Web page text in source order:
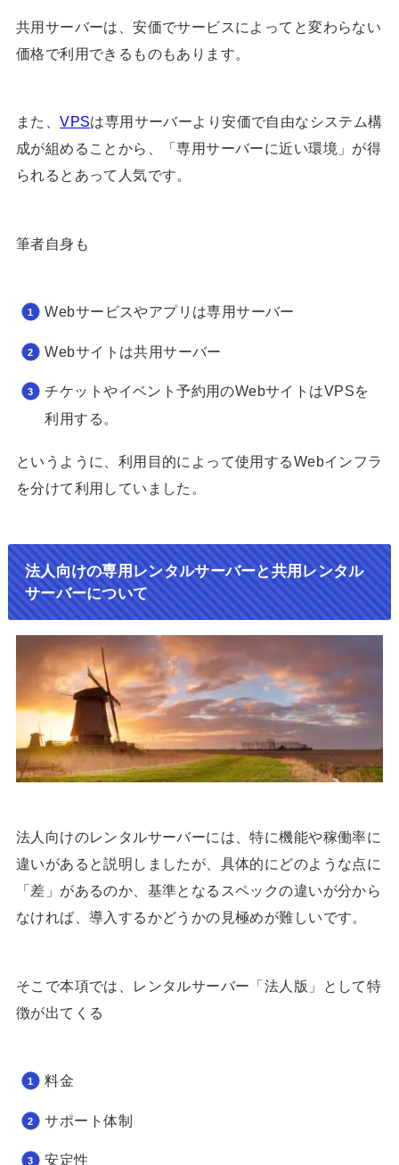
共用サーバーは、安価でサービスによってと変わらない
価格で利用できるものもあります。
また、VPSは専用サーバーより安価で自由なシステム構
成が組めることから、「専用サーバーに近い環境」が得
られるとあって人気です。
筆者自身も
Webサービスやアプリは専用サーバー
Webサイトは共用サーバー
チケットやイベント予約用のWebサイトはVPSを
利用する。
というように、利用目的によって使用するWebインフラ
を分けて利用していました。
法人向けの専用レンタルサーバーと共用レンタル
サーバーについて
法人向けのレンタルサーバーには、特に機能や稼働率に
違いがあると説明しましたが、具体的にどのような点に
「差」があるのか、基準となるスペックの違いが分から
なければ、導入するかどうかの見極めが難しいです。
そこで本項では、レンタルサーバー「法人版」として特
徴が出てくる
料金
サポート体制
安定性